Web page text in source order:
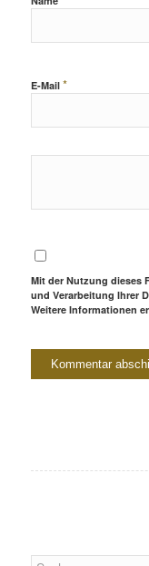
E-Mail *
Mit der Nutzung dieses
und Verarbeitung Ihrer
Weitere Informationen